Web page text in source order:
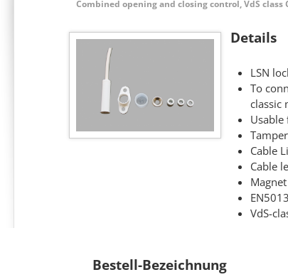
Combined opening and closing control, VdS class
Details
LSN
To
classic
Cable
Cable
VdS-
Bestell-Bezeichnung